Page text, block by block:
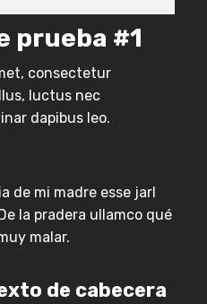
prueba #1
consectetur
luctus nec
dapibus leo.
de mi madre esse jarl
la pradera ullamco qué
malar.
de cabecera